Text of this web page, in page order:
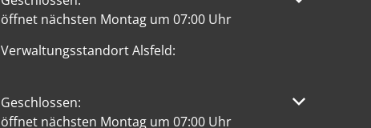
öffnet nächsten Montag um 07:00 Uhr
Verwaltungsstandort Alsfeld:
Klicken, um weitere Öffnungs- oder Schließzeiten
Geschlossen:
öffnet nächsten Montag um 07:00 Uhr